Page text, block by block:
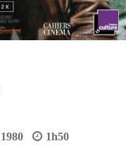
1980
1h50